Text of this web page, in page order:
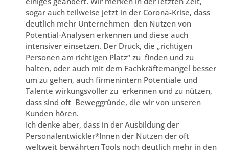
sogar auch teilweise jetzt in der Corona-Krise, dass
deutlich mehr Unternehmen den Nutzen von
Potential-Analysen erkennen und diese auch
intensiver einsetzen. Der Druck, die „richtigen
Personen am richtigen Platz“ zu finden und zu
halten, oder auch mit dem Fachkräftemangel besser
um zu gehen, auch firmenintern Potentiale und
Talente wirkungsvoller zu erkennen und zu nützen,
dass sind oft Beweggründe, die wir von unseren
Kunden hören.
Ich denke aber, dass in der Ausbildung der
Personalentwickler*Innen der Nutzen der oft
weltweit bewährten Tools noch deutlich mehr in den